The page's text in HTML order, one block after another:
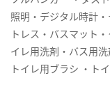
照明・デジタル時計
トレス・バスマット
イレ用洗剤・バス用
トイレ用ブラシ ・ト